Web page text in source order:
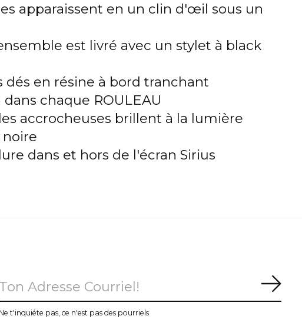
apparaissent en un clin d'œil sous un
est livré avec un stylet à black
dés en résine à bord tranchant
dans chaque ROULEAU
accrocheuses brillent à la lumière
dans et hors de l'écran Sirius
Ne t'inquiéte pas, ce n'est pas des pourriels